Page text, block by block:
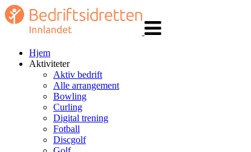
navigasjon
Hjem
Aktiviteter
Aktiv bedrift
Alle arrangement
Bowling
Curling
Digital trening
Fotball
Discgolf